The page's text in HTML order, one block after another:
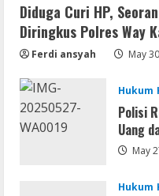
FL
[Patch]
Remux
2160𝚙
Diduga Curi HP,
Diringkus Polres Way
Ferdi ansyah May
Hukum
Polisi
Uang
May
Hukum